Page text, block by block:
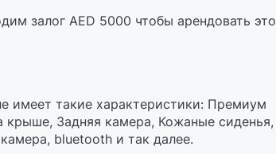
залог AED 5000 чтобы арендовать это
имеет такие характеристики: Премиум
Задняя камера, Кожаные сиденья,
bluetooth и так далее.